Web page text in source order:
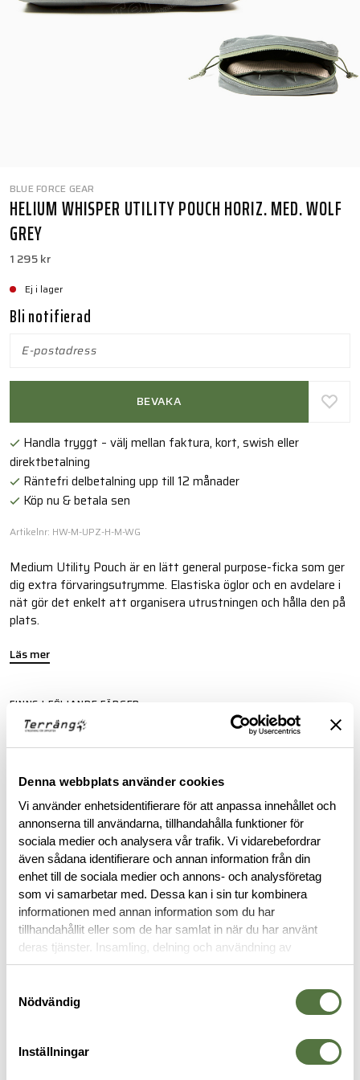
Denna webbplats använder cookies
Vi använder enhetsidentifierare för att anpassa innehållet och
annonserna till användarna, tillhandahålla funktioner för
sociala medier och analysera vår trafik. Vi vidarebefordrar
även sådana identifierare och annan information från din
enhet till de sociala medier och annons- och analysföretag
som vi samarbetar med. Dessa kan i sin tur kombinera
informationen med annan information som du har
tillhandahållit eller som de har samlat in när du har använt
deras tjänster. Insamling, delning och användning av
personuppgifter kan användas för personalisering av
Nödvändig
Inställningar
BLUE FORCE GEAR
HELIUM WHISPER UTILITY POUCH HORIZ. MED. WOLF
GREY
1 295 kr
Ej i lager
Bli notifierad
BEVAKA
Handla tryggt – välj mellan faktura, kort, swish eller
direktbetalning
Räntefri delbetalning upp till 12 månader
Köp nu & betala sen
Artikelnr: HW-M-UPZ-H-M-WG
Medium Utility Pouch är en lätt general purpose-ficka som ger
dig extra förvaringsutrymme. Elastiska öglor och en avdelare i
nät gör det enkelt att organisera utrustningen och hålla den på
plats.
Läs mer
FINNS I FÖLJANDE FÄRGER
BESKRIVNING
RECENSIONER
OM VARUMÄRKET
FICKOR & HÅLLARE